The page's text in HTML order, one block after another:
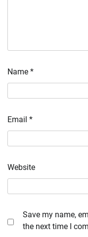
Name *
Email *
Website
Save my name,
the next time I